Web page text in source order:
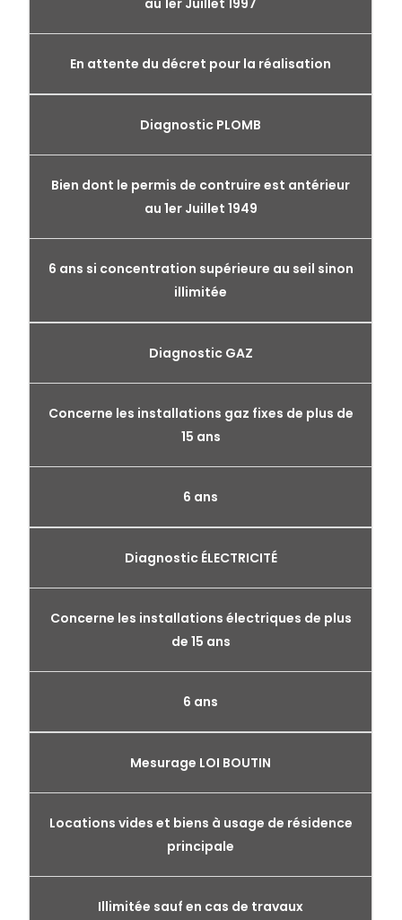
au 1er Juillet 1997
En attente du décret pour la réalisation
Diagnostic PLOMB
Bien dont le permis de contruire est antérieur
au 1er Juillet 1949
6 ans si concentration supérieure au seil sinon
illimitée
Diagnostic GAZ
Concerne les installations gaz fixes de plus de
15 ans
6 ans
Diagnostic ÉLECTRICITÉ
Concerne les installations électriques de plus
de 15 ans
6 ans
Mesurage LOI BOUTIN
Locations vides et biens à usage de résidence
principale
Illimitée sauf en cas de travaux